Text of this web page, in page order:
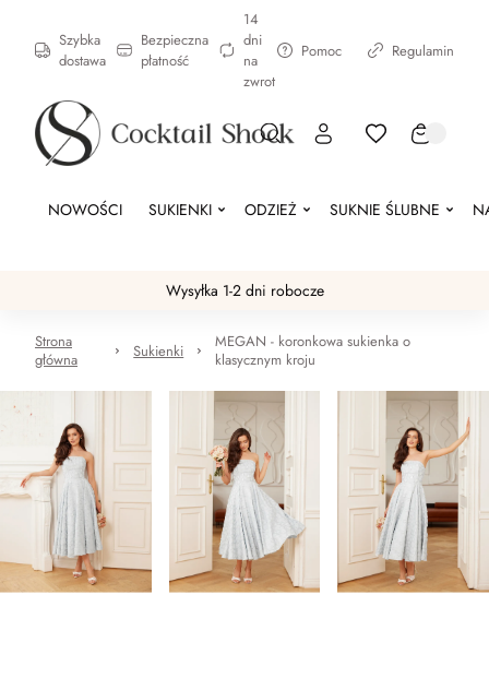
Szybka
dostawa
Bezpieczna
płatność
14
dni
na
zwrot
Pomoc Regulamin
NOWOŚCI SUKIENKI ODZIEŻ SUKNIE ŚLUBNE
Wysyłka 1-2 dni robocze
Strona
główna
Sukienki
MEGAN - koronkowa sukienka o
klasycznym kroju